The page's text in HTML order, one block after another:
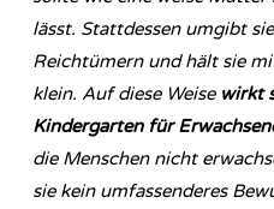
lässt. Stattdessen umgibt
Reichtümern und hält sie
klein. Auf diese Weise wirkt
Kindergarten für
die Menschen nicht
sie kein umfassenderes